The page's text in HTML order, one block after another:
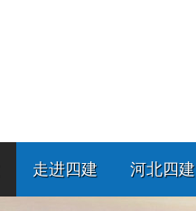
走进四建 河北四建